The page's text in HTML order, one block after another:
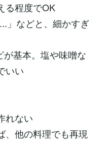
る程度でOK
」などと、細かすぎ
基本。塩や味噌な
いい
れない
他の料理でも再現